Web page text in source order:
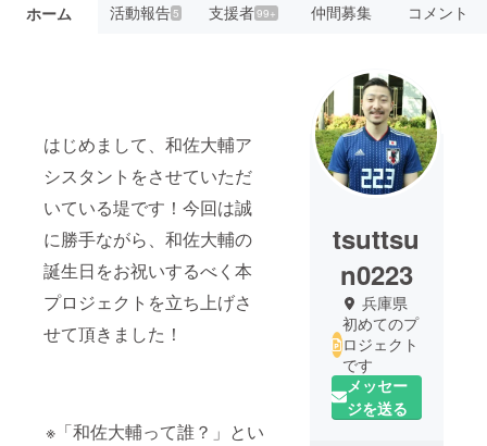
ホーム 活動報告5 支援者99+ 仲間募集 コメント
はじめまして、和佐大輔ア
シスタントをさせていただ
いている堤です！今回は誠
に勝手ながら、和佐大輔の
誕生日をお祝いするべく本
プロジェクトを立ち上げさ
せて頂きました！
※「和佐大輔って誰？」とい
tsuttsu
n0223
兵庫県
初めてのプ
ロジェクト
です
メッセー
ジを送る